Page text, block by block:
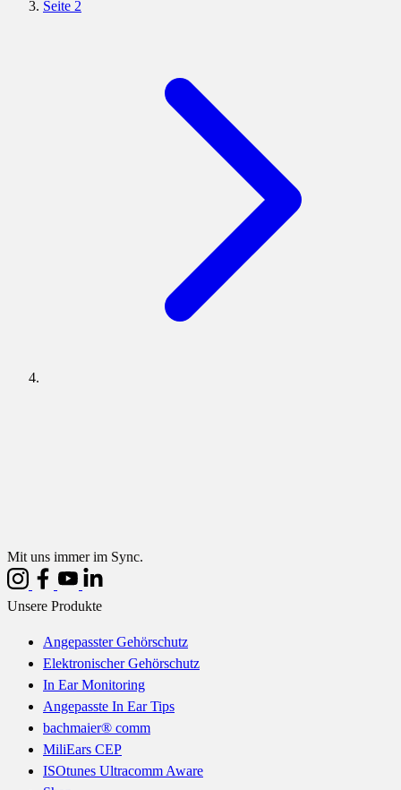
Seite 2
Mit uns immer im Sync.
Unsere Produkte
Angepasster Gehörschutz
Elektronischer Gehörschutz
In Ear Monitoring
Angepasste In Ear Tips
bachmaier® comm
MiliEars CEP
ISOtunes Ultracomm Aware